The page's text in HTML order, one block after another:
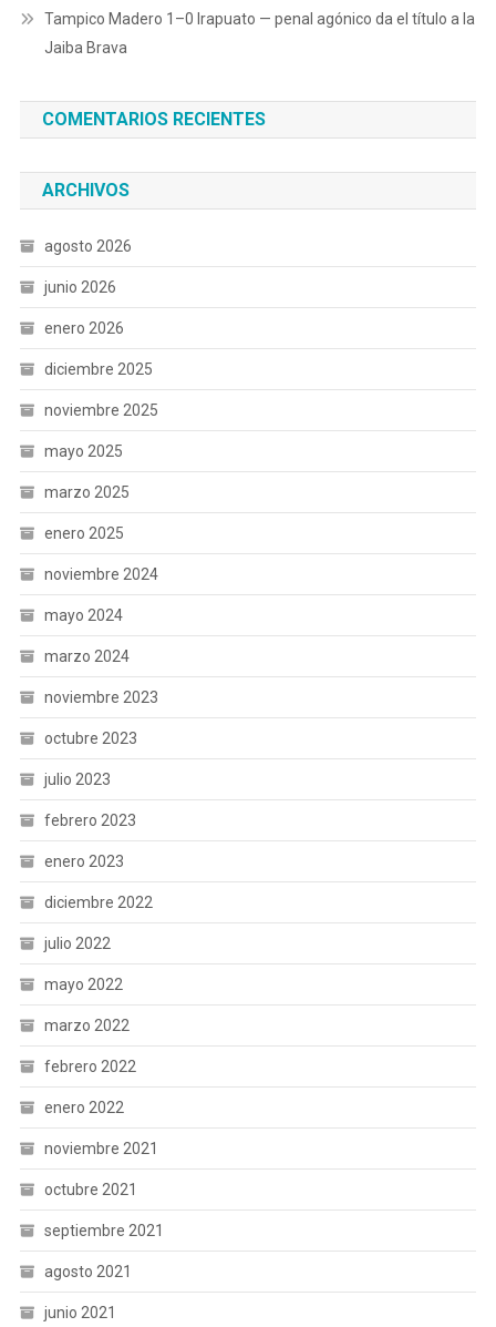
Tampico Madero 1–0 Irapuato — pen­al agónico da el título a la
Jaiba Brava
COMENTARIOS RECIENTES
ARCHIVOS
agosto 2026
junio 2026
enero 2026
diciembre 2025
noviembre 2025
mayo 2025
marzo 2025
enero 2025
noviembre 2024
mayo 2024
marzo 2024
noviembre 2023
octubre 2023
julio 2023
febrero 2023
enero 2023
diciembre 2022
julio 2022
mayo 2022
marzo 2022
febrero 2022
enero 2022
noviembre 2021
octubre 2021
septiembre 2021
agosto 2021
junio 2021